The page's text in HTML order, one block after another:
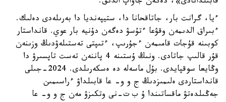
ءيا، گرانت بار، جاتاقحانا دا، ستيپەنديا دا بەرىلەدى دەلىك.
ءبىراق الدىمەن وقۋعا ءتۇسۋ دەگەن دۇنيە بار عوي. قانداستار
كوبىنە قۇجات قامىمەن ءجۇرىپ، ءتىپتى تەستىلەۋدىڭ وزىنەن
قۇر قالىپ جاتادى. ونىڭ ۇستىنە 4 پاننەن تەست تاپسىرۋ دا
وڭايعا سوقپايدى. بۇل ماسەلە دە ەسكەرىلدى. 2024-جىلى
قانداستاردى ەلىمىزدىڭ ج و و- عا قابىلداۋ ءراسىمىن
جەڭىلدەتۋ ماقساتىندا ۇ ب ت-نى وتكىزۋ مەن ج و و- عا